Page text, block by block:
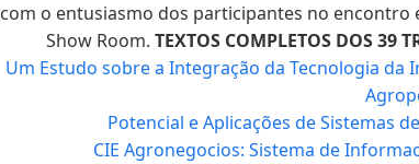
com o entusiasmo dos participantes no
Show Room. TEXTOS COMPLETOS DOS 39
Um Estudo sobre a Integração da Tecnologia da
Potencial e Aplicações de Sistemas
CIE Agronegocios: Sistema de